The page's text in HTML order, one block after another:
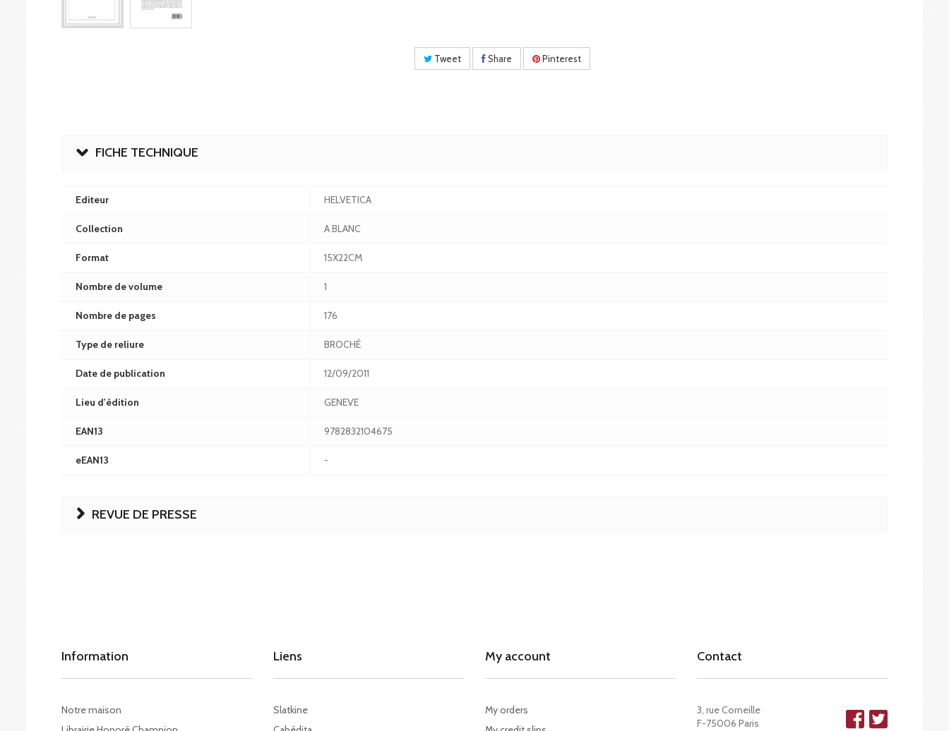
Tweet Share Pinterest
FICHE TECHNIQUE
Editeur HELVETICA
Collection A BLANC
Format 15X22CM
Nombre de volume 1
Nombre de pages 176
Type de reliure BROCHÉ
Date de publication 12/09/2011
Lieu d'édition GENEVE
EAN13 9782832104675
eEAN13 -
REVUE DE PRESSE
Information
Notre maison
Liens
Slatkine
My account
My orders
Contact
3, rue Corneille
F-75006 Paris